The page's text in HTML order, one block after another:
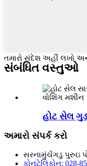
તમારો સંદેશ અહીં લખો
સંબંધિત વસ્તુઓ
હોટ સેલ ગુડ
અમારો સંપર્ક કરો
સરનામુંચેંગડુ પુરુઇ
ફોનટેલિફોન: 028-